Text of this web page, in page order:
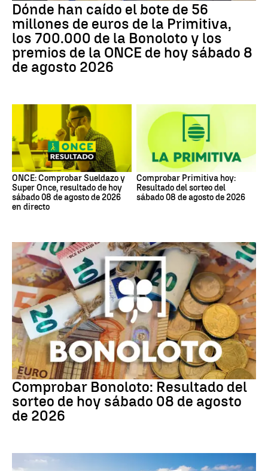
Dónde han caído el bote de 56
millones de euros de la Primitiva,
los 700.000 de la Bonoloto y los
premios de la ONCE de hoy sábado 8
de agosto 2026
ONCE: Comprobar Sueldazo y
Super Once, resultado de hoy
sábado 08 de agosto de 2026
en directo
Comprobar Primitiva hoy:
Resultado del sorteo del
sábado 08 de agosto de 2026
Bonoloto
Comprobar Bonoloto: Resultado del
sorteo de hoy sábado 08 de agosto
de 2026